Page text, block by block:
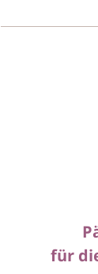
für